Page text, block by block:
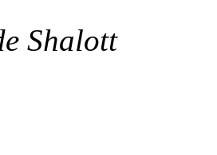
Shalott